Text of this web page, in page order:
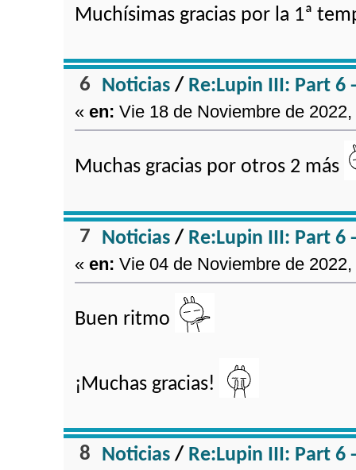
Muchísimas gracias por la 1ª
6 Noticias/ Re:Lupin III: Part 6
«en: Vie 18 de Noviembre de
Muchas gracias por otros 2 más
7 Noticias/ Re:Lupin III: Part 6
«en: Vie 04 de Noviembre de
Buen ritmo
¡Muchas gracias!
8 Noticias/ Re:Lupin III: Part 6